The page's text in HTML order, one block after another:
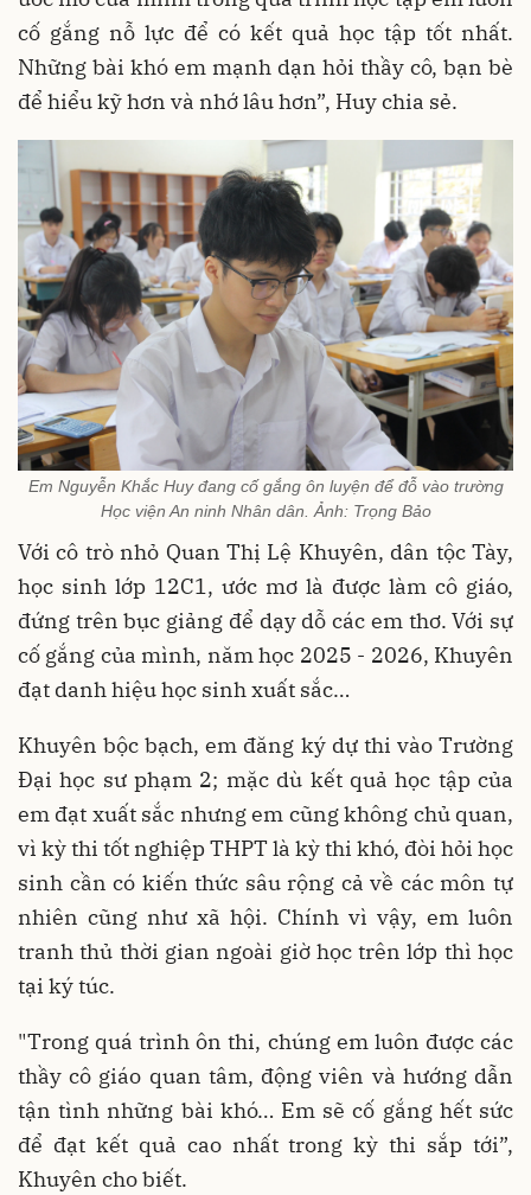
cố gắng nỗ lực để có kết quả học tập tốt nhất.
Những bài khó em mạnh dạn hỏi thầy cô, bạn bè
để hiểu kỹ hơn và nhớ lâu hơn”, Huy chia sẻ.
Em Nguyễn Khắc Huy đang cố gắng ôn luyện để đỗ vào trường
Học viện An ninh Nhân dân. Ảnh: Trọng Bảo
Với cô trò nhỏ Quan Thị Lệ Khuyên, dân tộc Tày,
học sinh lớp 12C1, ước mơ là được làm cô giáo,
đứng trên bục giảng để dạy dỗ các em thơ. Với sự
cố gắng của mình, năm học 2025 - 2026, Khuyên
đạt danh hiệu học sinh xuất sắc…
Khuyên bộc bạch, em đăng ký dự thi vào Trường
Đại học sư phạm 2; mặc dù kết quả học tập của
em đạt xuất sắc nhưng em cũng không chủ quan,
vì kỳ thi tốt nghiệp THPT là kỳ thi khó, đòi hỏi học
sinh cần có kiến thức sâu rộng cả về các môn tự
nhiên cũng như xã hội. Chính vì vậy, em luôn
tranh thủ thời gian ngoài giờ học trên lớp thì học
tại ký túc.
"Trong quá trình ôn thi, chúng em luôn được các
thầy cô giáo quan tâm, động viên và hướng dẫn
tận tình những bài khó… Em sẽ cố gắng hết sức
để đạt kết quả cao nhất trong kỳ thi sắp tới”,
Khuyên cho biết.